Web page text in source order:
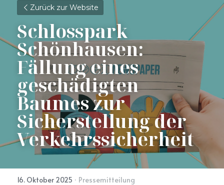
Zurück zur Website
Schlosspark
Schönhausen:
Fällung eines
geschädigten
Baumes zur
Sicherstellung der
Verkehrssicherheit
16. Oktober 2025 · Pressemitteilung